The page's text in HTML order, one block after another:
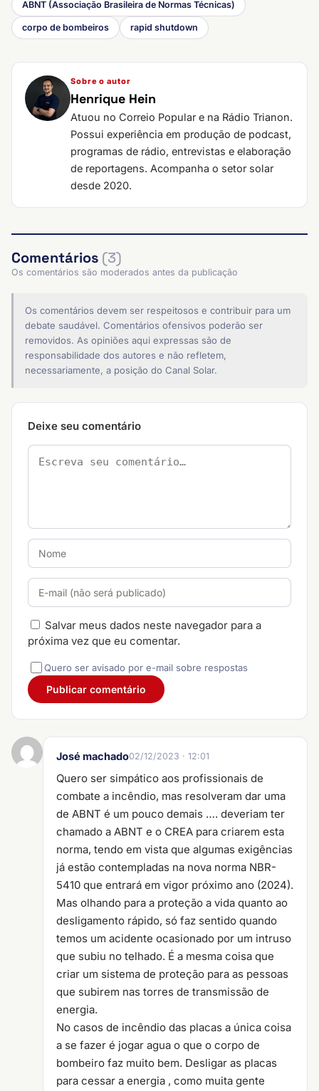
ABNT (Associação Brasileira de Normas Técnicas)
corpo de bombeiros rapid shutdown
Sobre o autor
Henrique Hein
Atuou no Correio Popular e na Rádio Trianon.
Possui experiência em produção de podcast,
programas de rádio, entrevistas e elaboração
de reportagens. Acompanha o setor solar
desde 2020.
Comentários (3)
Os comentários são moderados antes da publicação
Os comentários devem ser respeitosos e contribuir para um
debate saudável. Comentários ofensivos poderão ser
removidos. As opiniões aqui expressas são de
responsabilidade dos autores e não refletem,
necessariamente, a posição do Canal Solar.
Deixe seu comentário
Salvar meus dados neste navegador para a
próxima vez que eu comentar.
Quero ser avisado por e-mail sobre respostas
José machado02/12/2023 · 12:01
Quero ser simpático aos profissionais de
combate a incêndio, mas resolveram dar uma
de ABNT é um pouco demais …. deveriam ter
chamado a ABNT e o CREA para criarem esta
norma, tendo em vista que algumas exigências
já estão contempladas na nova norma NBR-
5410 que entrará em vigor próximo ano (2024).
Mas olhando para a proteção a vida quanto ao
desligamento rápido, só faz sentido quando
temos um acidente ocasionado por um intruso
que subiu no telhado. É a mesma coisa que
criar um sistema de proteção para as pessoas
que subirem nas torres de transmissão de
energia.
No casos de incêndio das placas a única coisa
a se fazer é jogar agua o que o corpo de
bombeiro faz muito bem. Desligar as placas
para cessar a energia , como muita gente